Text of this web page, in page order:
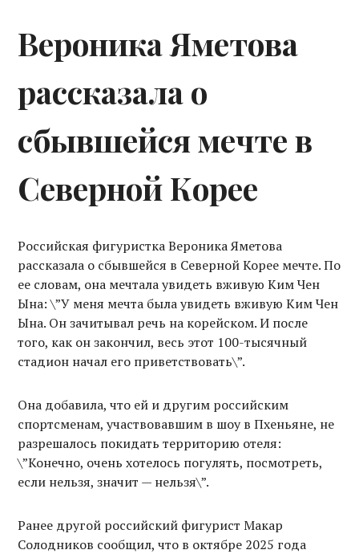
Вероника Яметова
рассказала о
сбывшейся мечте в
Северной Корее
Российская фигуристка Вероника Яметова
рассказала о сбывшейся в Северной Корее мечте. По
ее словам, она мечтала увидеть вживую Ким Чен
Ына: \”У меня мечта была увидеть вживую Ким Чен
Ына. Он зачитывал речь на корейском. И после
того, как он закончил, весь этот 100-тысячный
стадион начал его приветствовать\”.
Она добавила, что ей и другим российским
спортсменам, участвовавшим в шоу в Пхеньяне, не
разрешалось покидать территорию отеля:
\”Конечно, очень хотелось погулять, посмотреть,
если нельзя, значит — нельзя\”.
Ранее другой российский фигурист Макар
Солодников сообщил, что в октябре 2025 года